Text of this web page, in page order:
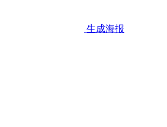
生成海报